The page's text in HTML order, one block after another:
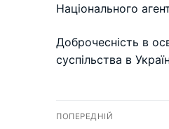
Національного
Доброчесність в
суспільства в
Навігація
ПОПЕРЕДНІЙ